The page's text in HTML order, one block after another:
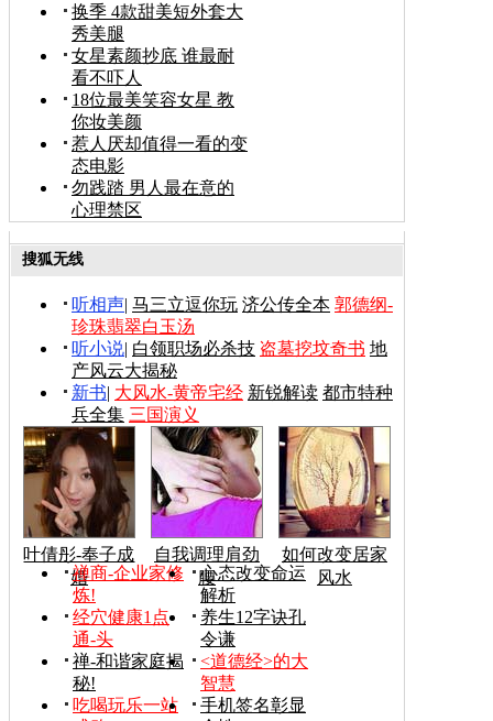
换季 4款甜美短外套大
秀美腿
女星素颜抄底 谁最耐
看不吓人
18位最美笑容女星 教
你妆美颜
惹人厌却值得一看的变
态电影
勿践踏 男人最在意的
心理禁区
搜狐无线
听相声| 马三立逗你玩 济公传全本 郭德纲-
珍珠翡翠白玉汤
听小说| 白领职场必杀技 盗墓挖坟奇书 地
产风云大揭秘
新书| 大风水-黄帝宅经 新锐解读 都市特种
兵全集 三国演义
叶倩彤-奉子成
婚
自我调理肩劲
腰
如何改变居家
风水
禅商-企业家修
炼!
心态改变命运
解析
经穴健康1点
通-头
养生12字诀孔
令谦
禅-和谐家庭揭
秘!
<道德经>的大
智慧
吃喝玩乐一站
手机签名彰显